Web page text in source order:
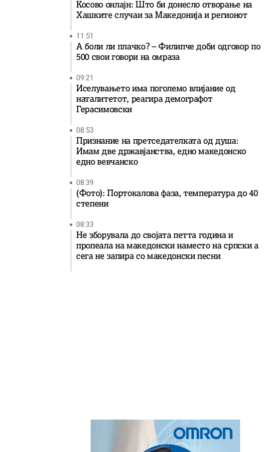
Косово онлајн: Што би донесло отворање на
Хашките случаи за Македонија и регионот
11:51
А боли ли плачко? – Филипче доби одговор по
500 свои говори на омраза
09:21
Иселувањето има поголемо влијание од
наталитетот, реагира демографот
Герасимовски
08:53
Признание на претседателката од душа:
Имам две државјанства, едно македонско
едно вевчанско
08:39
(Фото): Портокалова фаза, температура до 40
степени
08:33
Не зборувала до својата петта година и
пропеала на македонски наместо на српски а
сега не запира со македонски песни